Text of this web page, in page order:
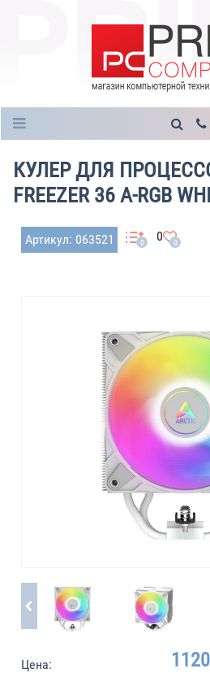
КУЛЕР ДЛЯ
FREEZER 36 A-RGB
Артикул: 063521 0 0 0
Цена: 1120